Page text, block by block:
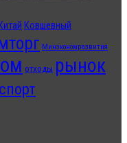
Китай Ковшевный
Минэкономразвития
отходы рынок